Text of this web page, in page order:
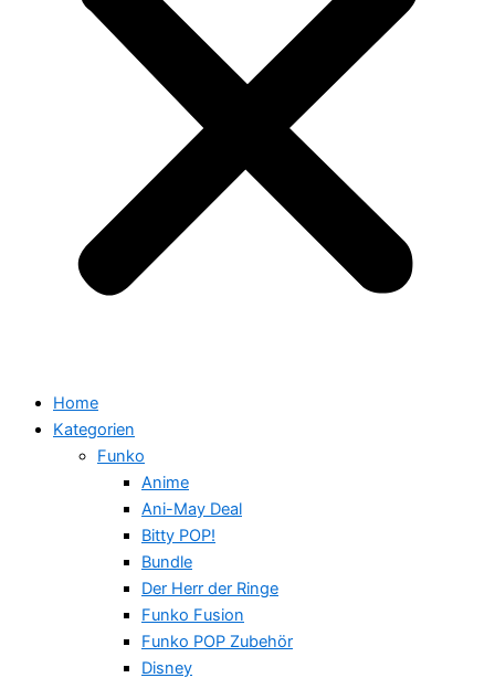
Home
Kategorien
Funko
Anime
Ani-May Deal
Bitty POP!
Bundle
Der Herr der Ringe
Funko Fusion
Funko POP Zubehör
Disney